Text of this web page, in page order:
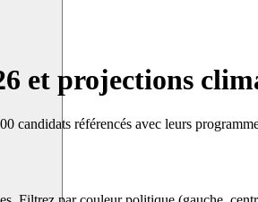
et projections
référencés avec leurs